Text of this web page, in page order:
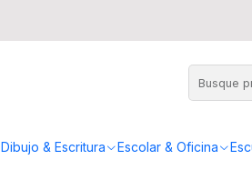
Dibujo & Escritura Escolar & Oficina